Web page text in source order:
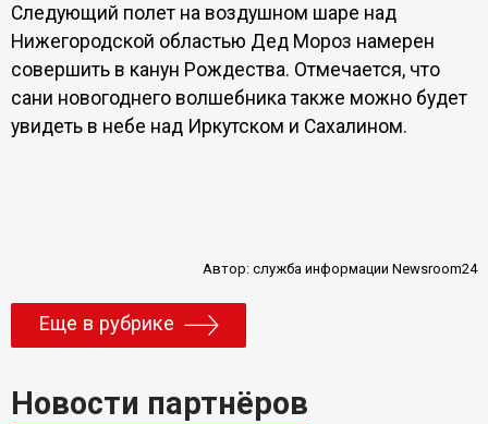
Следующий полет на воздушном шаре над
Нижегородской областью Дед Мороз намерен
совершить в канун Рождества. Отмечается, что
сани новогоднего волшебника также можно будет
увидеть в небе над Иркутском и Сахалином.
Автор:служба информации Newsroom24
Еще в рубрике
Новости партнёров